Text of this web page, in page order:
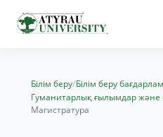
Білім беру/Білім беру
Гуманитарлық ғылымдар және
Магистратура